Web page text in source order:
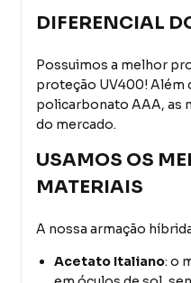
DIFERENCIAL
Possuimos a melhor
proteção UV400! Além
policarbonato AAA, as
do mercado.
USAMOS OS
MATERIAIS
A nossa armação
Acetato Italiano: o